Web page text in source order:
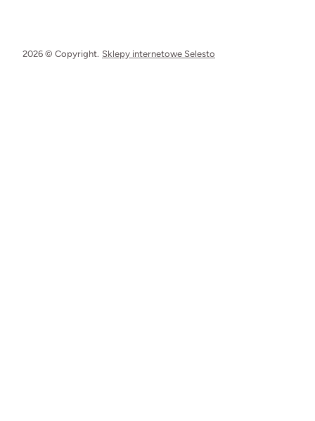
2026 © Copyright. Sklepy internetowe Selesto